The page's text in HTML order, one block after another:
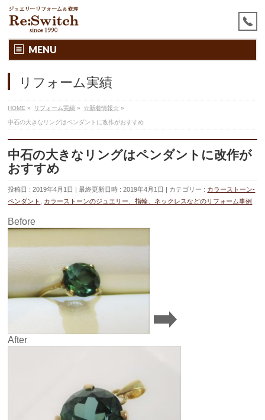
MENU
リフォーム実績
HOME » リフォーム実績 » ☆新着情報☆ »
中石の大きなリングはペンダントに改作がおすすめ
中石の大きなリングはペンダントに改作が
おすすめ
投稿日 : 2019年4月1日 最終更新日時 : 2019年4月1日 カテゴリー : カラーストーン-
ペンダント
カラーストーンのジュエリー、指輪、ネックレスなどのリフォーム事例
Before
After